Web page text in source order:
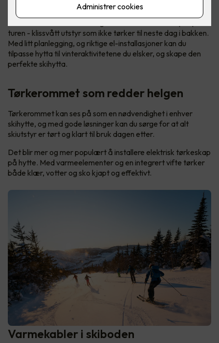
turen - klissvått utstyr som ikke tørker til neste dag i bakken.
Med litt planlegging, og riktige el-installasjoner kan du
tilpasse hytta til vinteraktivitetene du elsker, og skape den
perfekte skihytta.
Tørkerommet som redder helgen
Tørkerommet kan ses på som en nødvendighet i enhver
skihytte, og med gode løsninger kan du sørge for at alt
skiutstyr er tørt og klart til bruk dagen etter.
Det blir mer og mer populært å installere elektrisk tørkeskap
på hytte. Med varmeelementer og en integrert vifte tørker
både klær, votter og sko kjapt og effektivt.
Varmekabler i skiboden